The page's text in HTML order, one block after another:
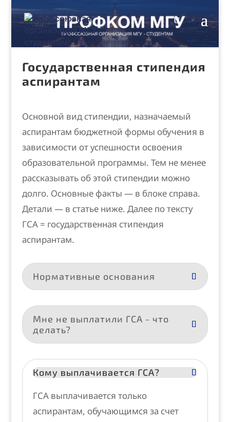
Государственная стипендия
аспирантам
Основной вид стипендии, назначаемый
аспирантам бюджетной формы обучения в
зависимости от успешности освоения
образовательной программы. Тем не менее
рассказывать об этой стипендии можно
долго. Основные факты — в блоке справа.
Детали — в статье ниже. Далее по тексту
ГСА = государственная стипендия
аспирантам.
Нормативные основания
Мне не выплатили ГСА - что
делать?
Кому выплачивается ГСА?
ГСА выплачивается только
аспирантам, обучающимся за счет